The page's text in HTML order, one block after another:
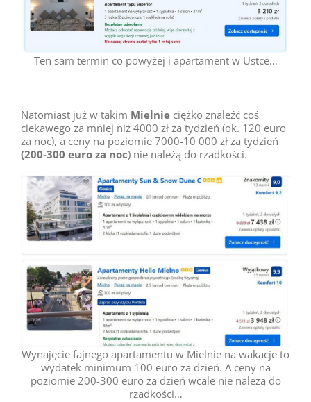
Ten sam termin co powyżej i apartament w Ustce…
Natomiast już w takim Mielnie ciężko znaleźć coś
ciekawego za mniej niż 4000 zł za tydzień (ok. 120 euro
za noc), a ceny na poziomie 7000-10 000 zł za tydzień
(200-300 euro za noc) nie należą do rzadkości.
Wynajęcie fajnego apartamentu w Mielnie na wakacje to
wydatek minimum 100 euro za dzień. A ceny na
poziomie 200-300 euro za dzień wcale nie należą do
rzadkości…